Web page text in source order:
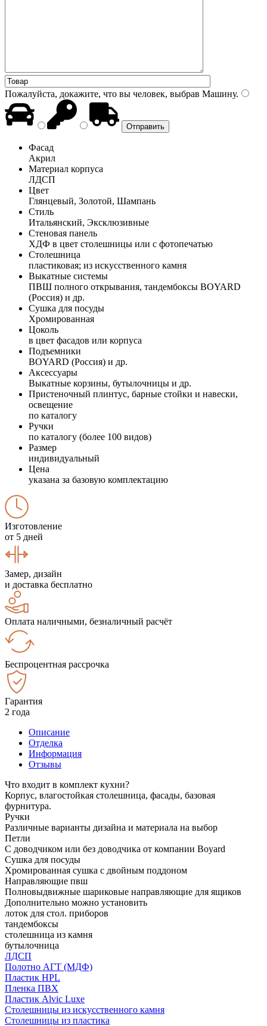
Пожалуйста, докажите, что вы человек, выбрав Машину.
Фасад
Акрил
Материал корпуса
ЛДСП
Цвет
Глянцевый, Золотой, Шампань
Стиль
Итальянский, Эксклюзивные
Стеновая панель
ХДФ в цвет столешницы или с фотопечатью
Столешница
пластиковая; из искусственного камня
Выкатные системы
ПВШ полного открывания, тандембоксы BOYARD
(Россия) и др.
Сушка для посуды
Хромированная
Цоколь
в цвет фасадов или корпуса
Подъемники
BOYARD (Россия) и др.
Аксессуары
Выкатные корзины, бутылочницы и др.
Пристеночный плинтус, барные стойки и навески,
освещение
по каталогу
Ручки
по каталогу (более 100 видов)
Размер
индивидуальный
Цена
указана за базовую комплектацию
Изготовление
от 5 дней
Замер, дизайн
и доставка бесплатно
Оплата наличными, безналичный расчёт
Беспроцентная рассрочка
Гарантия
2 года
Описание
Отделка
Информация
Отзывы
Что входит в комплект кухни?
Корпус, влагостойкая столешница, фасады, базовая
фурнитура.
Ручки
Различные варианты дизайна и материала на выбор
Петли
С доводчиком или без доводчика от компании Boyard
Сушка для посуды
Хромированная сушка с двойным поддоном
Направляющие пвш
Полновыдвижные шариковые направляющие для ящиков
Дополнительно можно установить
лоток для стол. приборов
тандембоксы
столешница из камня
бутылочница
ЛДСП
Полотно АГТ (МДФ)
Пластик HPL
Пленка ПВХ
Пластик Alvic Luxe
Столешницы из искусственного камня
Столешницы из пластика